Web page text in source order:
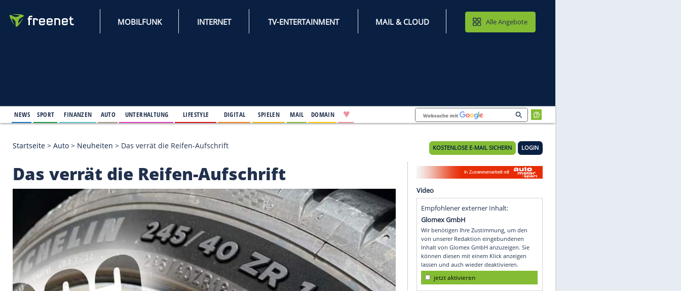
MOBILFUNK INTERNET TV-ENTERTAINMENT MAIL & CLOUD
KOSTENLOSE E-MAIL SICHERN
Startseite >Auto >Neuheiten >Das verrät die Reifen-Aufschrift
Das verrät die Reifen-Aufschrift
Video
Empfohlener externer Inhalt:
Glomex GmbH